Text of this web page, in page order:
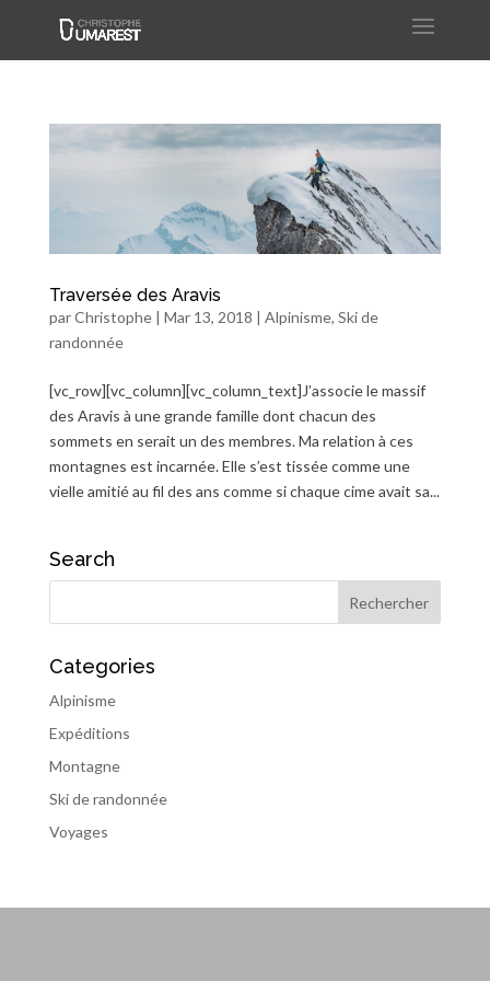
Traversée des Aravis
parChristophe| Mar 13, 2018 Alpinisme, Ski de
randonnée
[vc_row][vc_column][vc_column_text]J’associe le massif
des Aravis à une grande famille dont chacun des
sommets en serait un des membres. Ma relation à ces
montagnes est incarnée. Elle s’est tissée comme une
vielle amitié au fil des ans comme si chaque cime avait sa...
Search
Categories
Alpinisme
Expéditions
Montagne
Ski de randonnée
Voyages